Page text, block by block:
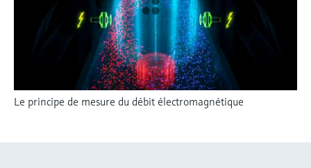
Le principe de mesure du débit électromagnétique